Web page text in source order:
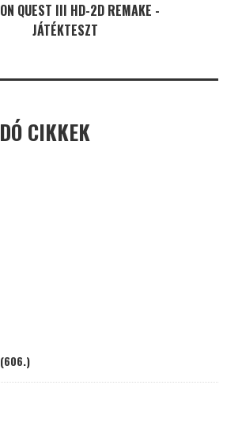
QUEST III HD-2D REMAKE -
JÁTÉKTESZT
CIKKEK
(606.)